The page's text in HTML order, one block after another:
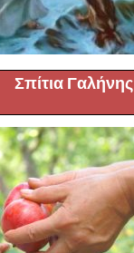
Σπίτια Γαλήνης